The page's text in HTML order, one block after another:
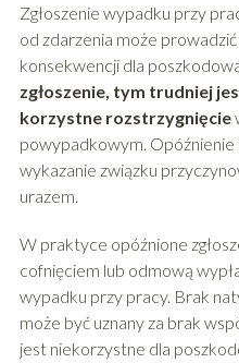
Zgłoszenie wypadku przy
od zdarzenia może
konsekwencji dla
zgłoszenie, tym trudniej
korzystne rozstrzygnięcie
powypadkowym.
wykazanie związku
urazem.
W praktyce opóźnione
cofnięciem lub odmową
wypadku przy pracy. Brak
może być uznany za brak
jest niekorzystne dla